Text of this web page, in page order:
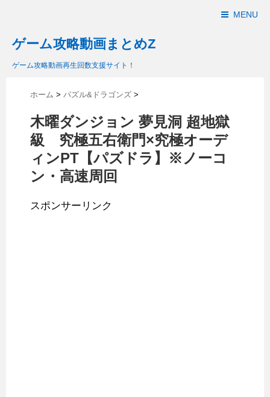
MENU
ゲーム攻略動画まとめZ
ゲーム攻略動画再生回数支援サイト！
ホーム > パズル&ドラゴンズ >
木曜ダンジョン 夢見洞 超地獄
級 究極五右衛門×究極オーデ
ィンPT【パズドラ】※ノーコ
ン・高速周回
スポンサーリンク